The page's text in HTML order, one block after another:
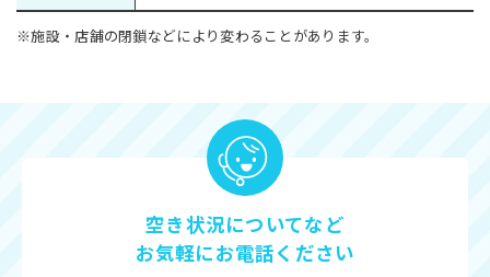
※施設・店舗の閉鎖などにより変わることがあります。
空き状況についてなど
お気軽にお電話ください